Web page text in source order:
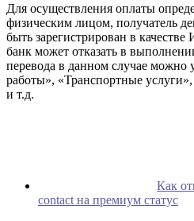
Для осуществления оплаты
физическим лицом, получатель
быть зарегистрирован в
банк может отказать в
перевода в данном случае можно
работы», «Транспортные
и т.д.
Как
contact на премиум статус